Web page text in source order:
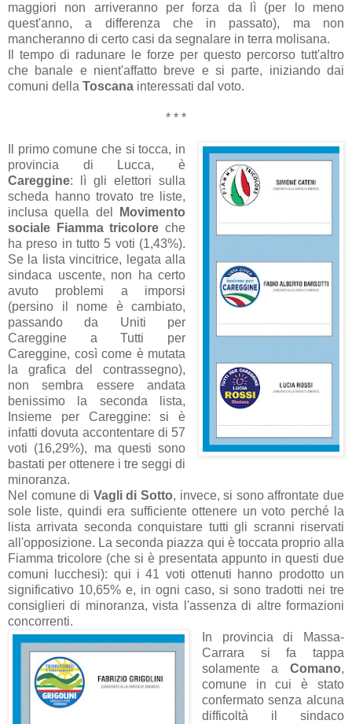
maggiori non arriveranno per forza da lì (per lo meno
quest'anno, a differenza che in passato), ma non
mancheranno di certo casi da segnalare in terra molisana.
Il tempo di radunare le forze per questo percorso tutt'altro
che banale e nient'affatto breve e si parte, iniziando dai
comuni della Toscana interessati dal voto.
* * *
Il primo comune che si tocca, in
provincia di Lucca, è
Careggine: lì gli elettori sulla
scheda hanno trovato tre liste,
inclusa quella del
Movimento
sociale Fiamma tricolore che
ha preso in tutto 5 voti (1,43%).
Se la lista vincitrice, legata alla
sindaca uscente, non ha certo
avuto problemi a imporsi
(persino il nome è cambiato,
passando da Uniti per
Careggine a Tutti per
Careggine, così come è mutata
la grafica del contrassegno),
non sembra essere andata
benissimo la seconda lista,
Insieme per Careggine: si è
infatti dovuta accontentare di 57
voti (16,29%), ma questi sono
bastati per ottenere i tre seggi di
minoranza.
Nel comune di Vagli di Sotto, invece, si sono affrontate due
sole liste, quindi era sufficiente ottenere un voto perché la
lista arrivata seconda conquistare tutti gli scranni riservati
all'opposizione. La seconda piazza qui è toccata proprio alla
Fiamma tricolore (che si è presentata appunto in questi due
comuni lucchesi): qui i 41 voti ottenuti hanno prodotto un
significativo 10,65% e, in ogni caso, si sono tradotti nei tre
consiglieri di minoranza, vista l'assenza di altre formazioni
concorrenti.
In provincia di Massa-
Carrara si fa tappa
solamente a Comano,
comune in cui è stato
confermato senza alcuna
difficoltà il sindaco